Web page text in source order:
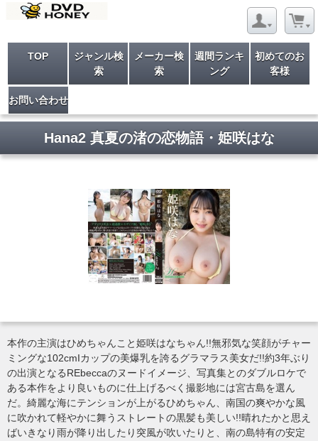
TOP
ジャンル検
索
メーカー検
索
週間ランキ
ング
初めてのお
客様
お問い合わせ
Hana2 真夏の渚の恋物語・姫咲はな
本作の主演はひめちゃんこと姫咲はなちゃん!!無邪気な笑顔がチャー
ミングな102cmIカップの美爆乳を誇るグラマラス美女だ!!約3年ぶり
の出演となるREbeccaのヌードイメージ、写真集とのダブルロケで
ある本作をより良いものに仕上げるべく撮影地には宮古島を選ん
だ。綺麗な海にテンションが上がるひめちゃん、南国の爽やかな風
に吹かれて軽やかに舞うストレートの黒髪も美しい!!晴れたかと思え
ばいきなり雨が降り出したり突風が吹いたりと、南の島特有の安定